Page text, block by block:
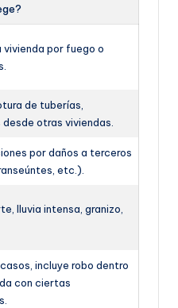
vivienda por fuego o
de tuberías,
otras viviendas.
por daños a terceros
etc.).
lluvia intensa, granizo,
incluye robo dentro
con ciertas